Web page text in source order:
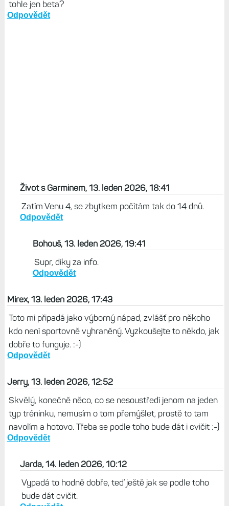
tohle jen beta?
Odpovědět
Život s Garminem, 13. leden 2026, 18:41
Zatím Venu 4, se zbytkem počítám tak do 14 dnů.
Odpovědět
Bohouš, 13. leden 2026, 19:41
Supr, díky za info.
Odpovědět
Mirex, 13. leden 2026, 17:43
Toto mi připadá jako výborný nápad, zvlášť pro někoho
kdo není sportovně vyhraněný. Vyzkoušejte to někdo, jak
dobře to funguje. :-)
Odpovědět
Jerry, 13. leden 2026, 12:52
Skvělý, konečně něco, co se nesoustředí jenom na jeden
typ tréninku, nemusím o tom přemýšlet, prostě to tam
navolím a hotovo. Třeba se podle toho bude dát i cvičit :-)
Odpovědět
Jarda, 14. leden 2026, 10:12
Vypadá to hodně dobře, teď ještě jak se podle toho
bude dát cvičit.